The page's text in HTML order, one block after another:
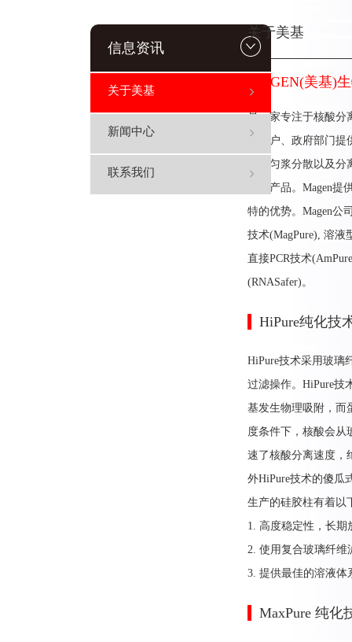
信息资讯
关于美基
新闻中心
联系我们
关于美基
MAGEN(美基)
是一家专注于核酸分
研用户、政府部门
存、匀浆分散以及
定制产品。Magen
特的优势。Magen公
技术(MagPure), 溶液
直接PCR技术
(RNASafer)。
HiPure纯化技
HiPure技术采用玻璃
过滤操作。HiPure技
基发生物理吸附，而
度条件下，核酸会从
速了核酸分离速度，
外HiPure技术的傻瓜
生产的硅胶柱有着以
1. 高度稳定性，长
2. 使用复合玻璃纤维
3. 提供最佳的溶液体
MaxPure 纯化